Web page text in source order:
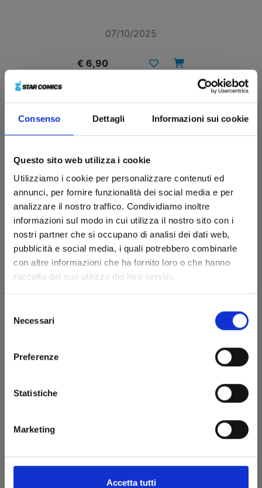
Consenso Dettagli Informazioni sui cookie
Questo sito web utilizza i cookie
Utilizziamo i cookie per personalizzare contenuti ed
annunci, per fornire funzionalità dei social media e per
analizzare il nostro traffico. Condividiamo inoltre
informazioni sul modo in cui utilizza il nostro sito con i
nostri partner che si occupano di analisi dei dati web,
pubblicità e social media, i quali potrebbero combinarle
con altre informazioni che ha fornito loro o che hanno
raccolto dal suo utilizzo dei loro servizi.
delNecessari
Preferenze
Statistiche
Marketing
Accetta tutti
07/10/2025
€ 6,90
YU DEGLI SPETTRI NEW EDITION n. 16